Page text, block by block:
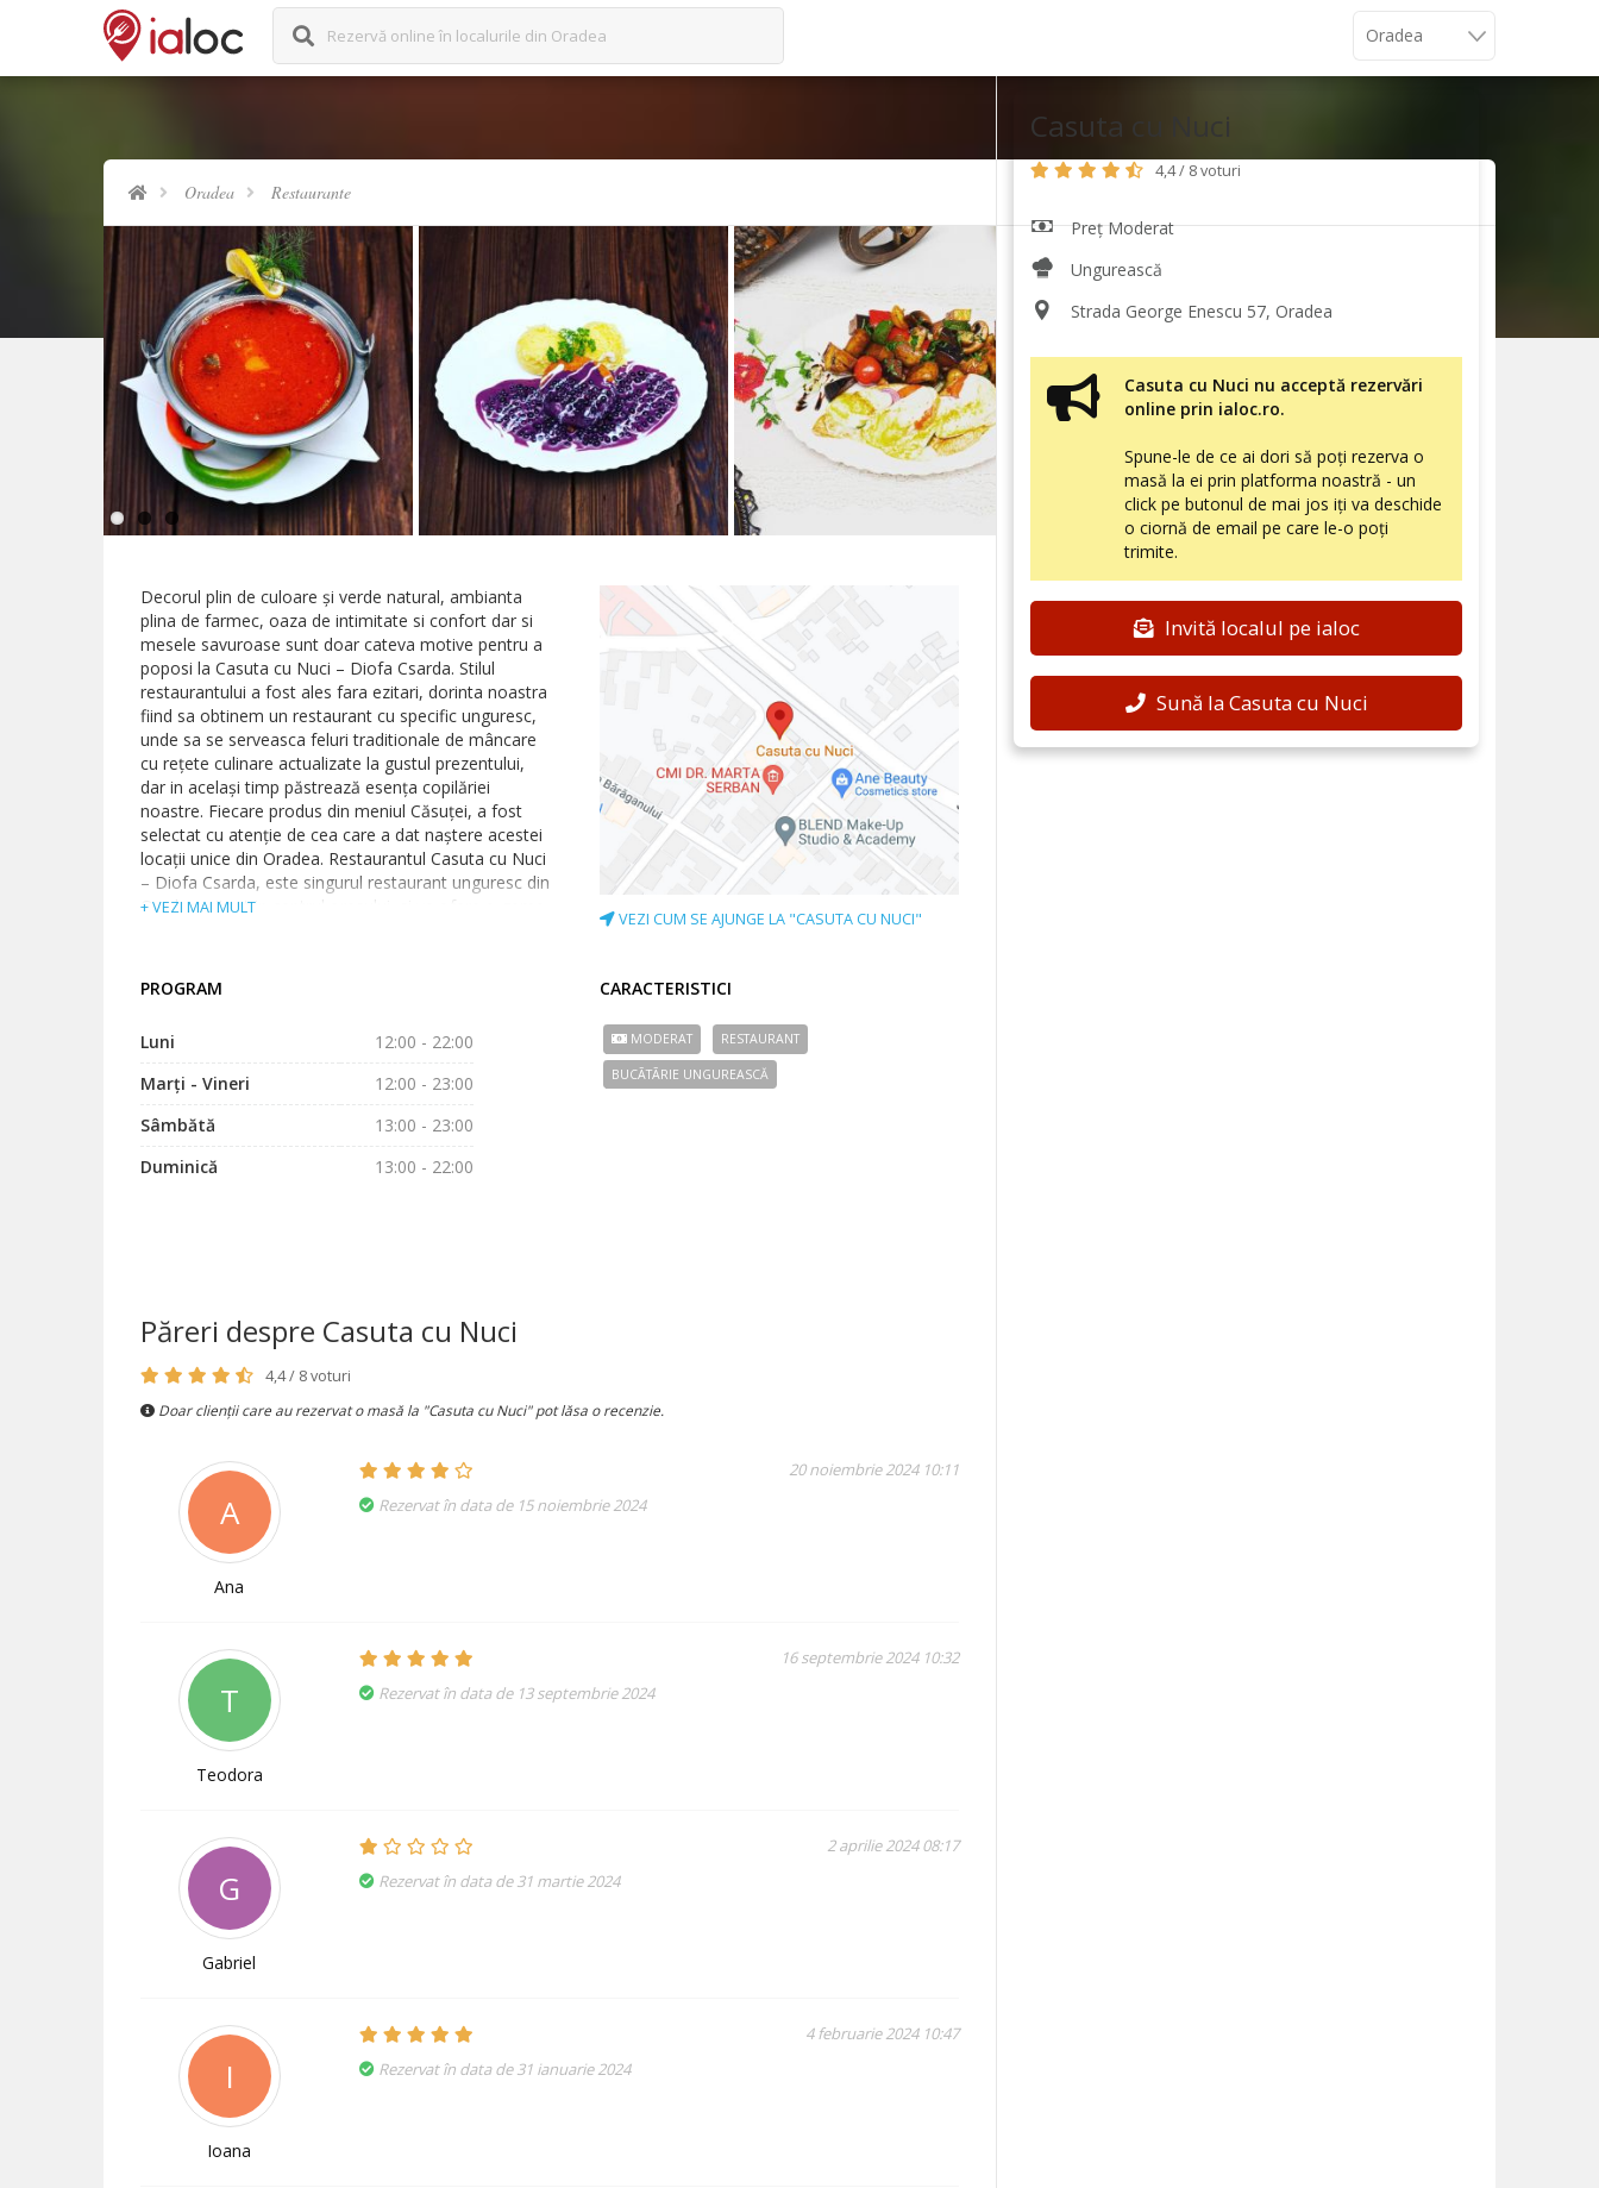
Rezervă online în localurile din Oradea
Oradea Restaurante
Casuta cu Nuci
4,4 / 8 voturi
Preț Moderat
Ungurească
Strada George Enescu 57, Oradea
Casuta cu Nuci nu acceptă rezervări
online prin ialoc.ro.
Spune-le de ce ai dori să poți rezerva o
masă la ei prin platforma noastră - un
click pe butonul de mai jos iți va deschide
o ciornă de email pe care le-o poți
trimite.
Invită localul pe ialoc
Sună la Casuta cu Nuci
Decorul plin de culoare și verde natural, ambianta
plina de farmec, oaza de intimitate si confort dar si
mesele savuroase sunt doar cateva motive pentru a
poposi la Casuta cu Nuci – Diofa Csarda. Stilul
restaurantului a fost ales fara ezitari, dorinta noastra
fiind sa obtinem un restaurant cu specific unguresc,
unde sa se serveasca feluri traditionale de mâncare
cu rețete culinare actualizate la gustul prezentului,
dar in același timp păstrează esența copilăriei
noastre. Fiecare produs din meniul Căsuței, a fost
selectat cu atenție de cea care a dat naștere acestei
locații unice din Oradea. Restaurantul Casuta cu Nuci
– Diofa Csarda, este singurul restaurant unguresc din
Oradea, situat in centrul orasului, si va ofera o gama
flexibilitate deplina in alcatuirea meniului cat si
adaptarea lui la bugetul dumneavoastra, toate
cu experinta in domeniul gastronomiei
+ VEZI MAI MULT
VEZI CUM SE AJUNGE LA "CASUTA CU NUCI"
PROGRAM
Luni
12:00 - 22:00
Marți - Vineri
12:00 - 23:00
Sâmbătă
13:00 - 23:00
Duminică
13:00 - 22:00
CARACTERISTICI
MODERAT RESTAURANT
BUCÃTÃRIE UNGUREASCĂ
Păreri despre Casuta cu Nuci
4,4 / 8 voturi
Doar clienții care au rezervat o masă la "Casuta cu Nuci" pot lăsa o recenzie.
A
Ana
20 noiembrie 2024 10:11
Rezervat în data de 15 noiembrie 2024
T
Teodora
16 septembrie 2024 10:32
Rezervat în data de 13 septembrie 2024
G
Gabriel
2 aprilie 2024 08:17
Rezervat în data de 31 martie 2024
I
Ioana
4 februarie 2024 10:47
Rezervat în data de 31 ianuarie 2024